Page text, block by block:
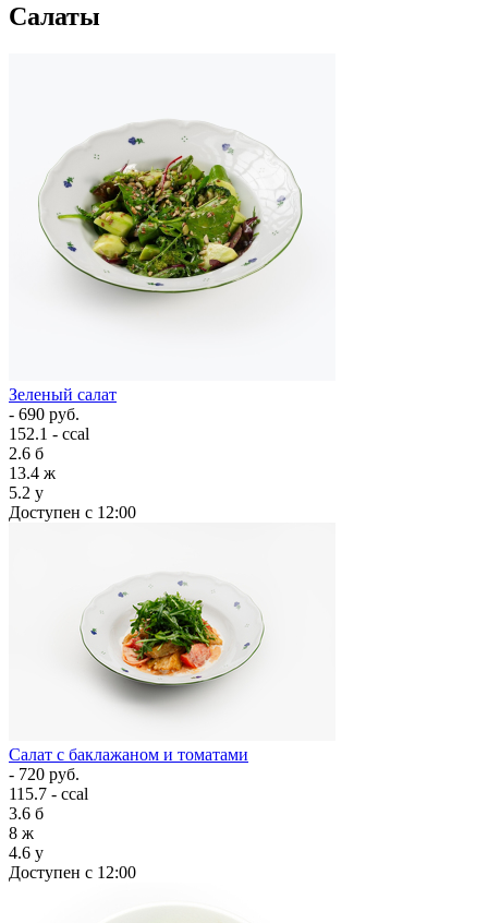
Салаты
Зеленый салат
- 690 руб.
152.1 - ccal
2.6 б
13.4 ж
5.2 у
Доступен с 12:00
Салат с баклажаном и томатами
- 720 руб.
115.7 - ccal
3.6 б
8 ж
4.6 у
Доступен с 12:00